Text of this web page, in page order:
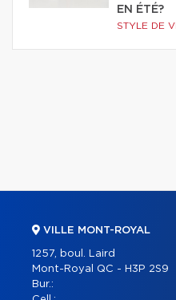
EN ÉTÉ?
STYLE DE
VILLE MONT-ROYAL
1257, boul. Laird
Mont-Royal QC - H3P 2S9
Bur.: